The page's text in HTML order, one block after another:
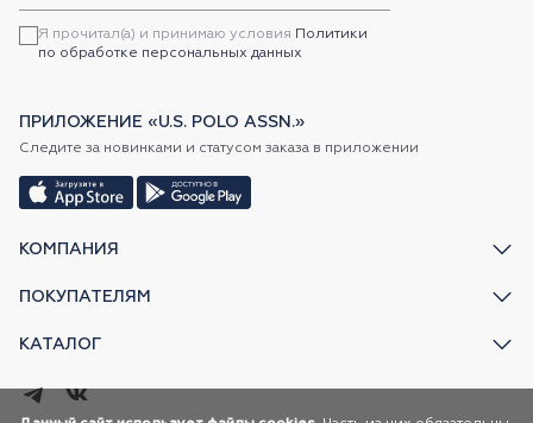
КОМПАНИЯ
ПОКУПАТЕЛЯМ
КАТАЛОГ
Я прочитал(а) и принимаю условия Политики
по обработке персональных данных
ПРИЛОЖЕНИЕ «U.S. POLO ASSN.»
Следите за новинками и статусом заказа в приложении